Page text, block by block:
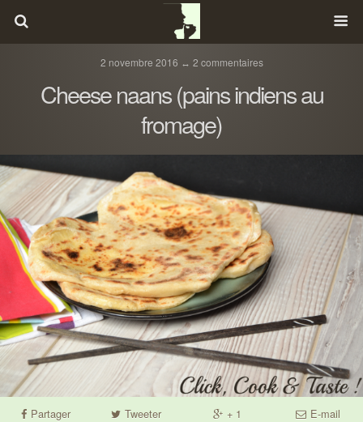
2 novembre 2016 ↔ 2 commentaires
Cheese naans (pains indiens au
fromage)
Partager Tweeter + 1 E-mail